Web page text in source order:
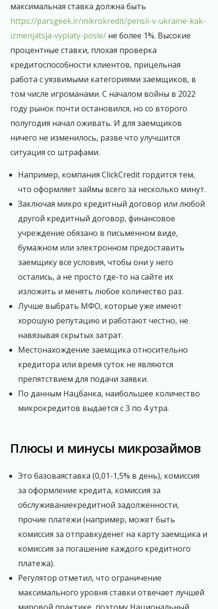
максимальная ставка должна быть
https://parsgeek.ir/mikrokredit/pensii-v-ukraine-kak-
izmenjatsja-vyplaty-posle/ не более 1%. Высокие
процентные ставки, плохая проверка
кредитоспособности клиентов, прицельная
работа с уязвимыми категориями заемщиков, в
том числе игроманами. С началом войны в 2022
году рынок почти остановился, но со второго
полугодия начал оживать. И для заемщиков
ничего не изменилось, разве что улучшится
ситуация со штрафами.
Например, компания ClickCredit гордится тем,
что оформляет займы всего за несколько минут.
Заключая микро кредитный договор или любой
другой кредитный договор, финансовое
учреждение обязано в письменном виде,
бумажном или электронном предоставить
заемщику все условия, чтобы они у него
остались, а не просто где-то на сайте их
изложить и менять любое количество раз.
Лучше выбрать МФО, которые уже имеют
хорошую репутацию и работают честно, не
навязывая скрытых затрат.
Местонахождение заемщика относительно
кредитора или время суток не являются
препятствием для подачи заявки.
По данным Нацбанка, наибольшее количество
микрокредитов выдается с 3 по 4 утра.
Плюсы и минусы микрозаймов
Это базоваяставка (0,01-1,5% в день), комиссия
за оформление кредита, комиссия за
обслуживаниекредитной задолженности,
прочие платежи (например, может быть
комиссия за отправкуденег на карту заемщика и
комиссия за погашение каждого кредитного
платежа).
Регулятор отметил, что ограничение
максимального уровня ставки отвечает лучшей